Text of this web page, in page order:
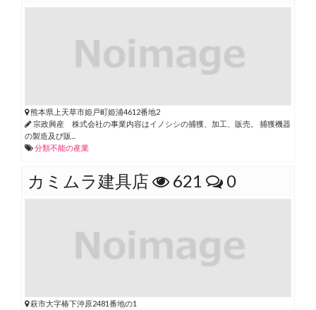
熊本県上天草市姫戸町姫浦4612番地2
宗政興産 株式会社の事業内容はイノシシの捕獲、加工、販売。 捕獲機器
の製造及び販...
分類不能の産業
カミムラ建具店 621 0
萩市大字椿下沖原2481番地の1